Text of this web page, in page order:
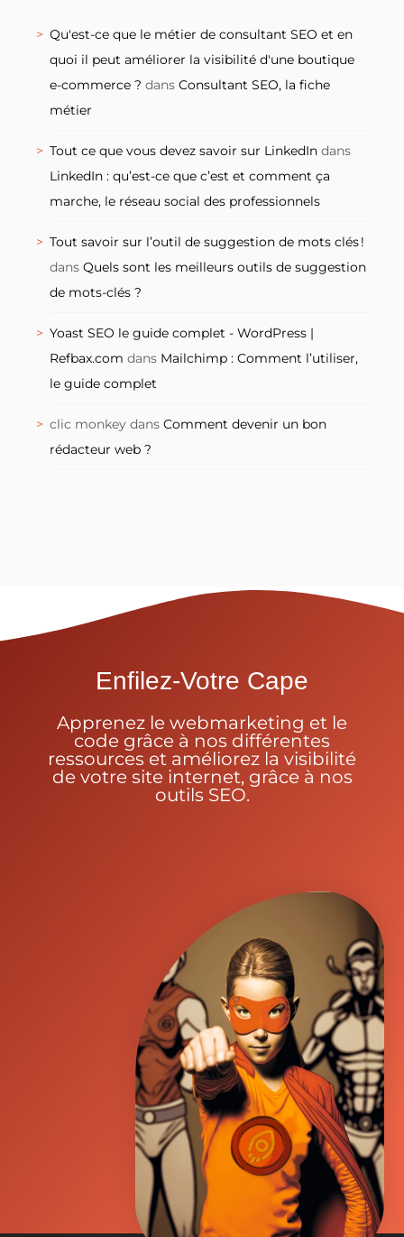
Qu'est-ce que le métier de consultant SEO et en
quoi il peut améliorer la visibilité d'une boutique
e-commerce ? dans Consultant SEO, la fiche
métier
Tout ce que vous devez savoir sur LinkedIn dans
LinkedIn : qu’est-ce que c’est et comment ça
marche, le réseau social des professionnels
Tout savoir sur l’outil de suggestion de mots clés !
dans Quels sont les meilleurs outils de suggestion
de mots-clés ?
Yoast SEO le guide complet - WordPress |
Refbax.com dans Mailchimp : Comment l’utiliser,
le guide complet
clic monkey dans Comment devenir un bon
rédacteur web ?
Enfilez-Votre Cape
Apprenez le webmarketing et le
code grâce à nos différentes
ressources et améliorez la visibilité
de votre site internet, grâce à nos
outils SEO.